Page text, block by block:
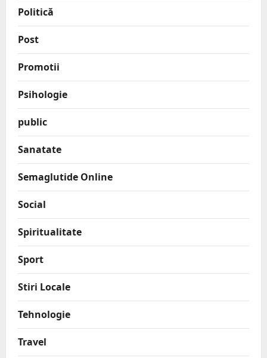
Politică
Post
Promotii
Psihologie
public
Sanatate
Semaglutide Online
Social
Spiritualitate
Sport
Stiri Locale
Tehnologie
Travel